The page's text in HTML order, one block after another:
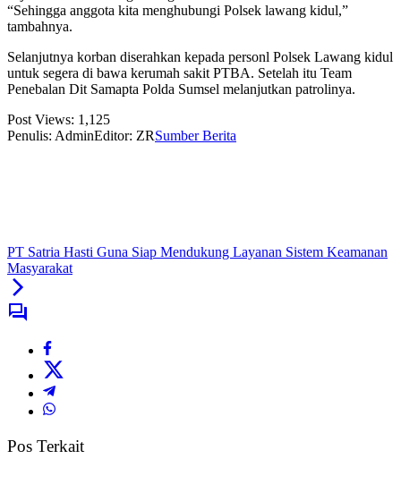
“Sehingga anggota kita menghubungi Polsek lawang kidul,”
tambahnya.
Selanjutnya korban diserahkan kepada personl Polsek Lawang kidul
untuk segera di bawa kerumah sakit PTBA. Setelah itu Team
Penebalan Dit Samapta Polda Sumsel melanjutkan patrolinya.
Post Views: 1,125
Penulis: AdminEditor: ZRSumber Berita
PT Satria Hasti Guna Siap Mendukung Layanan Sistem Keamanan
Masyarakat
Pos Terkait